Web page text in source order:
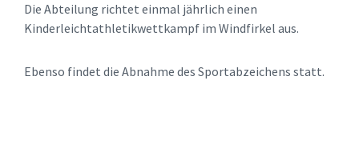
Die Abteilung richtet einmal jährlich einen
Kinderleichtathletikwettkampf im Windfirkel aus.
Ebenso findet die Abnahme des Sportabzeichens statt.